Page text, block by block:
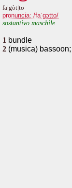
fa|gòt|to
pronuncia: /faˈgɔtto/
sostantivo maschile
1 bundle
2 (musica) bassoon;